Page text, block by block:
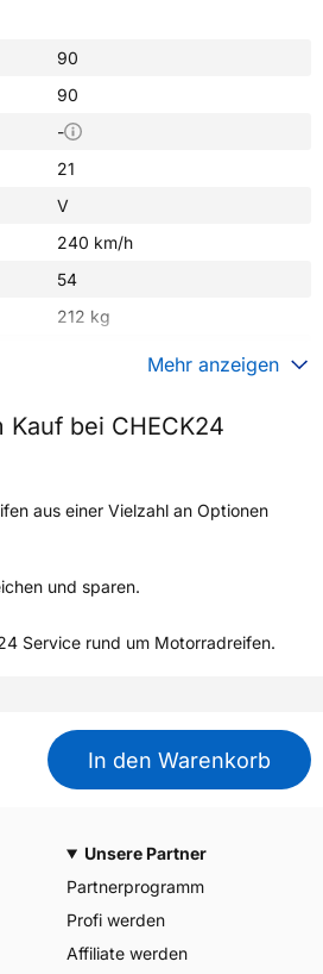
90
90
-
21
V
240 km/h
54
212 kg
Motorrad
SCORPION RALLY STR
Enduro
M/C
(GPSR)
PIRELLI TYRE SPA, Viale
Piero e Alberto Pirelli 25
20126 Milano Italien,
Mehr anzeigen
bei CHECK24
aus einer Vielzahl an Optionen
und sparen.
Service rund um Motorradreifen.
In den Warenkorb
Unsere Partner
Partnerprogramm
Profi werden
Affiliate werden